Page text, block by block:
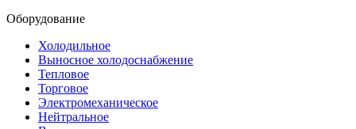
Оборудование
Холодильное
Выносное холодоснабжение
Тепловое
Торговое
Электромеханическое
Нейтральное